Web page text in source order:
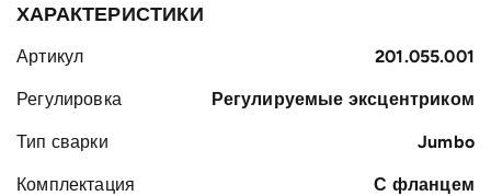
ХАРАКТЕРИСТИКИ
Артикул 201.055.001
Регулировка Регулируемые эксцентриком
Тип сварки Jumbo
Комплектация С фланцем